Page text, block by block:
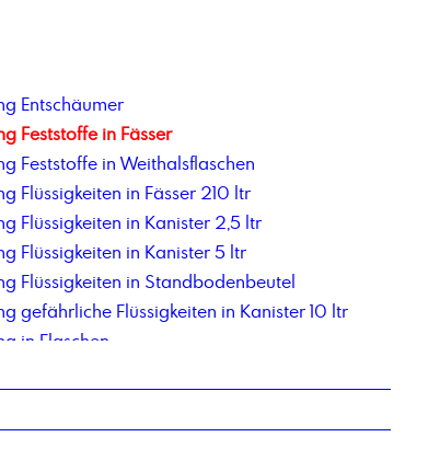
Entschäumer
Feststoffe in Fässer
Feststoffe in Weithalsflaschen
Flüssigkeiten in Fässer 210 ltr
Flüssigkeiten in Kanister 2,5 ltr
Flüssigkeiten in Kanister 5 ltr
Flüssigkeiten in Standbodenbeutel
gefährliche Flüssigkeiten in Kanister 10 ltr
in Flaschen
Kleingebinde